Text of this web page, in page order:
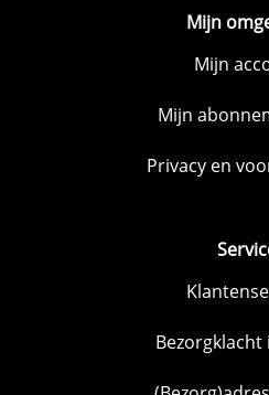
Mijn
Mijn
Mijn
Privacy en